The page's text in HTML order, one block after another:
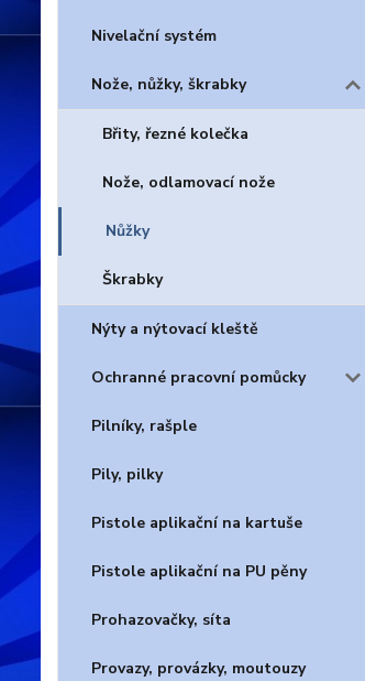
Nivelační systém
Nože, nůžky, škrabky
Břity, řezné kolečka
Nože, odlamovací nože
Nůžky
Škrabky
Nýty a nýtovací kleště
Ochranné pracovní pomůcky
Pilníky, rašple
Pily, pilky
Pistole aplikační na kartuše
Pistole aplikační na PU pěny
Prohazovačky, síta
Provazy, provázky, moutouzy